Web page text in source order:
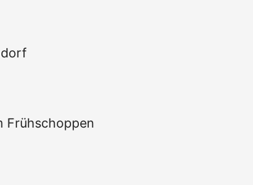
Frühschoppen